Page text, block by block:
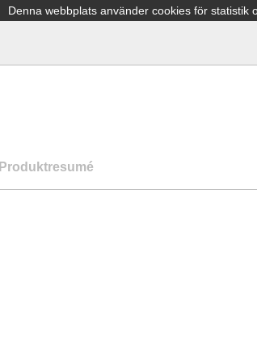
Denna webbplats använder cookies för statistik
Produktresumé